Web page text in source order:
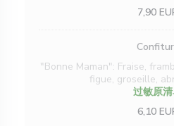
7,90
"Bonne Maman": Fraise,
figue, groseille,
过敏原
6,10